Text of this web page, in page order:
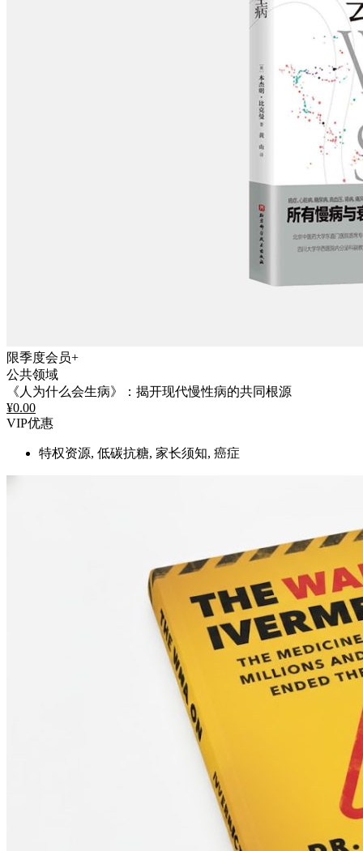
限季度会员+
公共领域
《人为什么会生病》：揭开现代慢性病的共同根源
¥0.00
VIP优惠
特权资源, 低碳抗糖, 家长须知, 癌症